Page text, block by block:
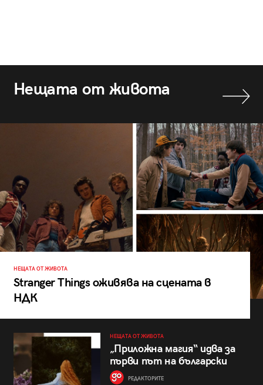
Нещата от живота
НЕЩАТА ОТ ЖИВОТА
Stranger Things оживява на сцената в
НДК
НЕЩАТА ОТ ЖИВОТА
„Приложна магия“ идва за
първи път на български
РЕДАКТОРИТЕ